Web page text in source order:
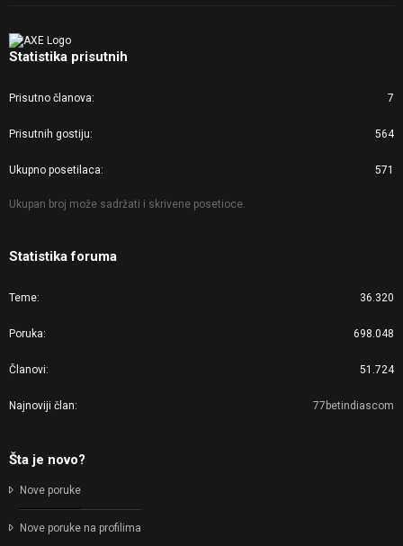
Statistika prisutnih
Prisutno članova 7
Prisutnih gostiju 564
Ukupno posetilaca 571
Ukupan broj može sadržati i skrivene posetioce.
Statistika foruma
Teme 36.320
Poruka 698.048
Članovi 51.724
Najnoviji član 77betindiascom
Šta je novo?
Nove poruke
Nove poruke na profilima